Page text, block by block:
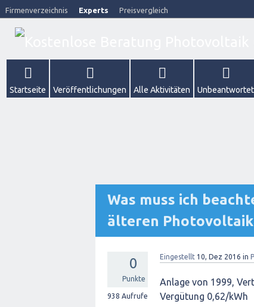
Firmenverzeichnis Experts Preisvergleich
Startseite Veröffentlichungen Alle Aktivitäten Unbeantwortet
Was muss ich
älteren
0
Punkte
938 Aufrufe
Eingestellt 10, Dez 2016 in
Anlage von 1999,
Vergütung 0,62/kWh